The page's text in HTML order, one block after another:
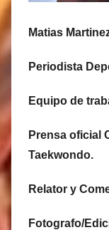
Matias
Periodista
Equipo de
Prensa oficial
Taekwondo.
Relator y
Fotografo/